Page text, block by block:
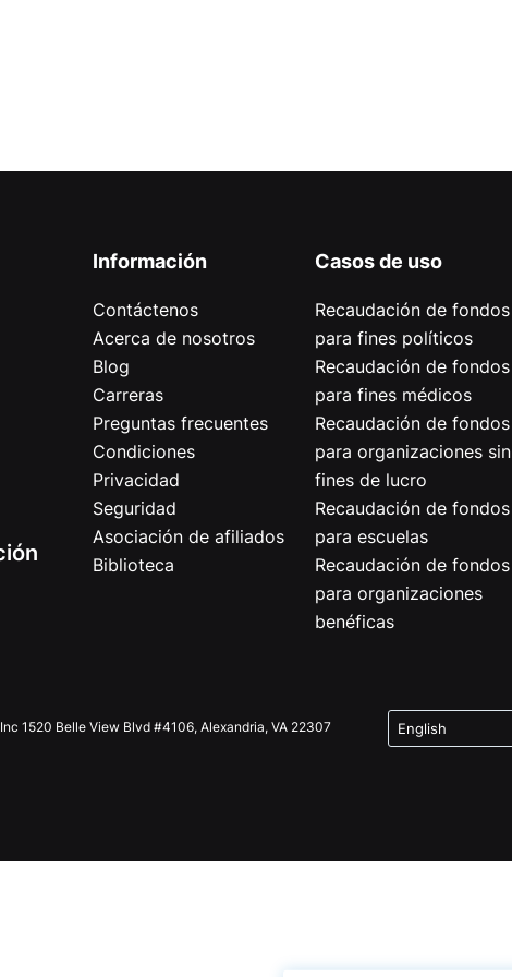
Información
Contáctenos
Acerca de nosotros
Blog
Carreras
Preguntas frecuentes
Condiciones
Privacidad
Seguridad
Asociación de afiliados
Biblioteca
Casos de uso
Recaudación de fondos
para fines políticos
Recaudación de fondos
para fines médicos
Recaudación de fondos
para organizaciones sin
fines de lucro
Recaudación de fondos
para escuelas
Recaudación de fondos
para organizaciones
benéficas
1520 Belle View Blvd #4106, Alexandria, VA 22307